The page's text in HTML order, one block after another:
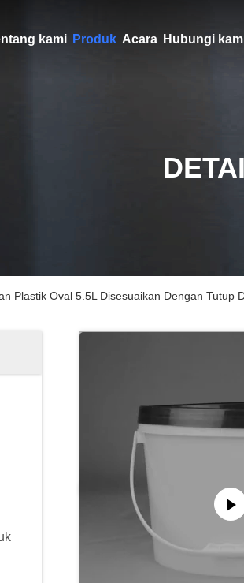
kami Produk Acara Hubungi
Plastik Oval 5.5L Disesuaikan Dengan Tutup